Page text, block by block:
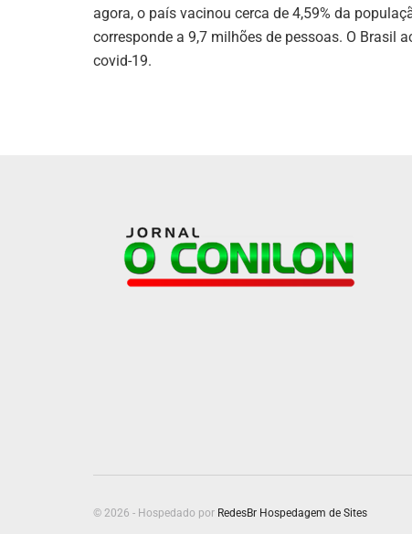
agora, o país vacinou cerca de 4,59% da
corresponde a 9,7 milhões de pessoas. O Brasil
covid-19.
© 2026 - Hospedado por RedesBr Hospedagem de Sites